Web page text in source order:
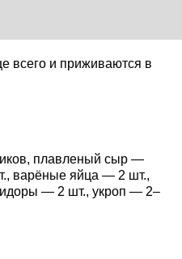
всего и приживаются в
плавленый сыр —
варёные яйца — 2 шт.,
— 2 шт., укроп — 2–